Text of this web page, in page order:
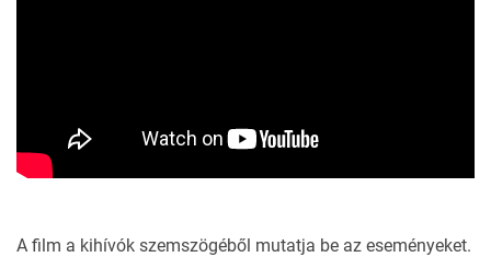
A film a kihívók szemszögéből mutatja be az eseményeket.